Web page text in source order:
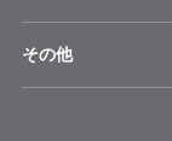
その他